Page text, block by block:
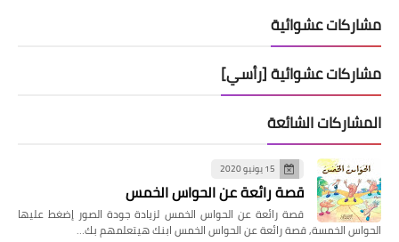
مشاركات عشوائية
مشاركات عشوائية [رأسي]
المشاركات الشائعة
15 يونيو 2020
قصة رائعة عن الحواس الخمس
قصة رائعة عن الحواس الخمس لزيادة جودة الصور إضغط عليها
الحواس الخمسة, قصة رائعة عن الحواس الخمس ابنك هيتعلمهم بك…